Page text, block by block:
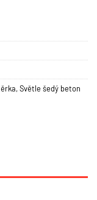
,Světle šedý beton